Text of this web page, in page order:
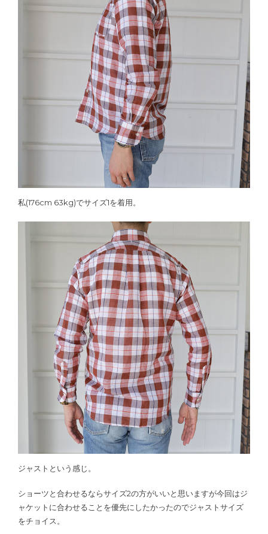
私(176cm 63kg)でサイズ1を着用。
ジャストという感じ。
ショーツと合わせるならサイズ2の方がいいと思いますが今回はジ
ャケットに合わせることを優先にしたかったのでジャストサイズ
をチョイス。